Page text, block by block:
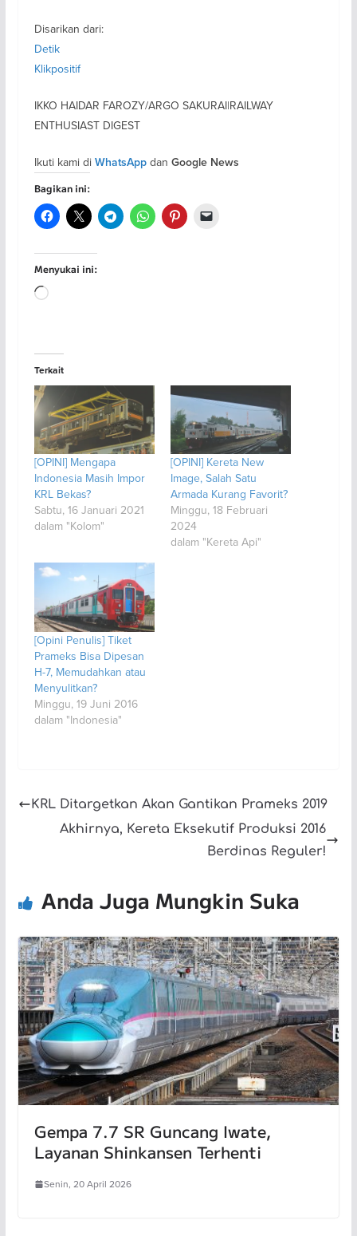
Disarikan dari:
Detik
Klikpositif
IKKO HAIDAR FAROZY/ARGO SAKURAI|RAILWAY
ENTHUSIAST DIGEST
Ikuti kami di WhatsAppdan Google News
Bagikan ini:
Menyukai ini:
Memuat...
Terkait
[OPINI] Mengapa
Indonesia Masih Impor
KRL Bekas?
Sabtu, 16 Januari 2021
dalam "Kolom"
[OPINI] Kereta New
Image, Salah Satu
Armada Kurang Favorit?
Minggu, 18 Februari
2024
dalam "Kereta Api"
[Opini Penulis] Tiket
Prameks Bisa Dipesan
H-7, Memudahkan atau
Menyulitkan?
Minggu, 19 Juni 2016
dalam "Indonesia"
KRL Ditargetkan Akan Gantikan Prameks 2019
Akhirnya, Kereta Eksekutif Produksi 2016
Berdinas Reguler!
Anda Juga Mungkin Suka
Gempa 7.7 SR Guncang Iwate,
Layanan Shinkansen Terhenti
Senin, 20 April 2026